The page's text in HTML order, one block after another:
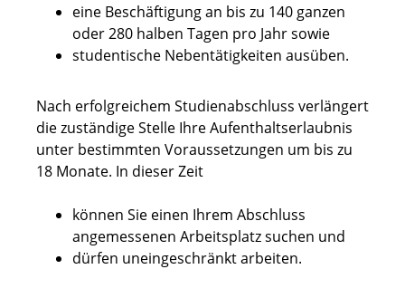
eine Beschäftigung an bis zu 140 ganzen
oder 280 halben Tagen pro Jahr sowie
studentische Nebentätigkeiten ausüben.
Nach erfolgreichem Studienabschluss verlängert
die zuständige Stelle Ihre Aufenthaltserlaubnis
unter bestimmten Voraussetzungen um bis zu
18 Monate. In dieser Zeit
können Sie einen Ihrem Abschluss
angemessenen Arbeitsplatz suchen und
dürfen uneingeschränkt arbeiten.